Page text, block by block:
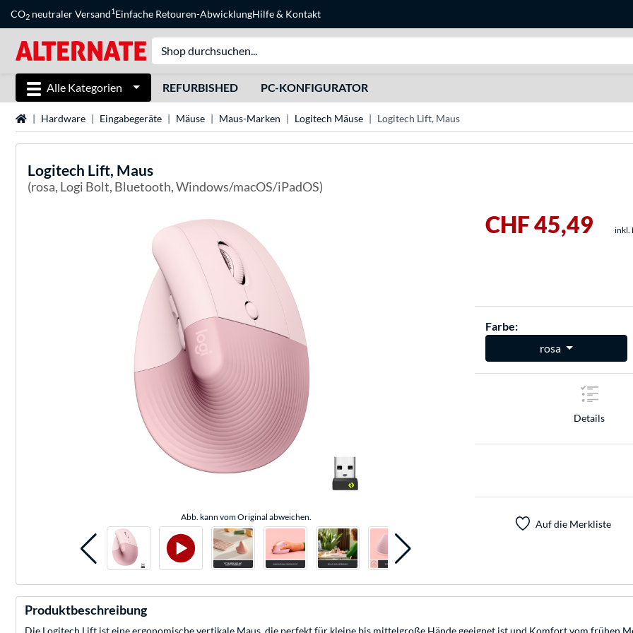
CO2 neutraler Versand1Einfache Retouren-AbwicklungHilfe& Kontakt
Alle Kategorien REFURBISHED PC-KONFIGURATOR
StartseiteHardware Eingabegeräte Mäuse Maus-Marken Logitech Mäuse Logitech Lift, Maus
Logitech Lift, Maus
(rosa, Logi Bolt, Bluetooth, Windows/macOS/iPadOS)
Abb. kann vom Original abweichen.
CHF 45,49 inkl.
Farbe:
rosa
Details
Auf die Merkliste
Produktbeschreibung